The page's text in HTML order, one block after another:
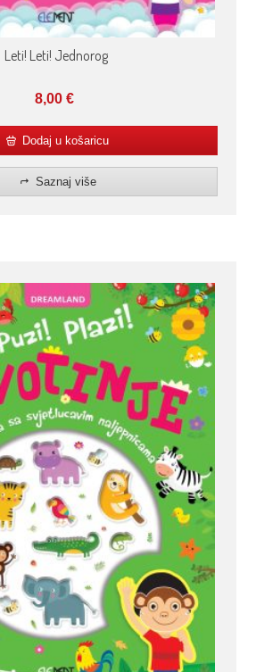
Leti! Leti! Jednorog
8,00€
Dodaj u košaricu
Saznaj više